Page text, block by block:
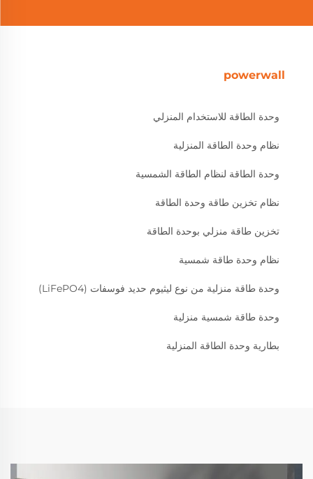
powerwall
وحدة الطاقة للاستخدام المنزلي
نظام وحدة الطاقة المنزلية
وحدة الطاقة لنظام الطاقة الشمسية
نظام تخزين طاقة وحدة الطاقة
تخزين طاقة منزلي بوحدة الطاقة
نظام وحدة طاقة شمسية
وحدة طاقة منزلية من نوع ليثيوم حديد فوسفات (LiFePO4)
وحدة طاقة شمسية منزلية
بطارية وحدة الطاقة المنزلية